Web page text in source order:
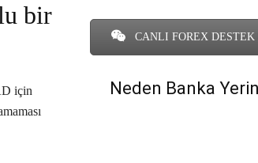
bir
için
CANLI FOREX DESTEK
Neden Banka